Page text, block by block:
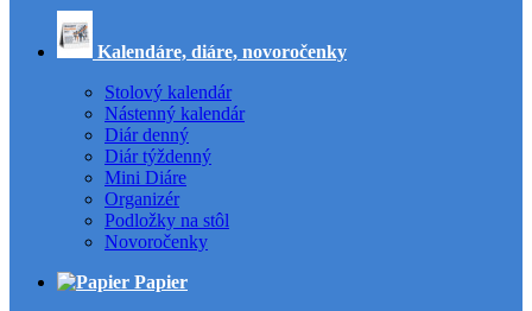
Kalendáre, diáre, novoročenky
Stolový kalendár
Nástenný kalendár
Diár denný
Diár týždenný
Mini Diáre
Organizér
Podložky na stôl
Novoročenky
Papier